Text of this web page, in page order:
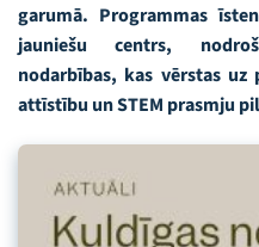
garumā. Programmas
jauniešu centrs,
nodarbības, kas vērstas uz
attīstību un STEM prasmju